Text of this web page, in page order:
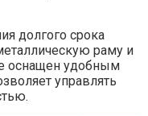
долгого срока
раму и
оснащен удобным
управлять